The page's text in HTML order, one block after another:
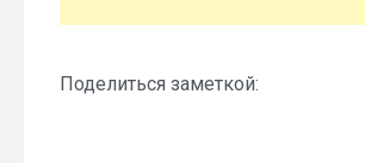
Поделиться заметкой: